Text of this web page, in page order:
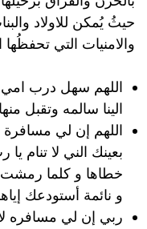
حيثُ يُمكن للاولاد
والامنيات التي تحفظُها
اللهم سهل درب امي
الينا سالمه وتقبل
اللهم إن لي مسافرة
بعينك الني لا تنام
خطاها و كلما رمشت
و نائمة أستودعك
ربي إن لي مسافره لا